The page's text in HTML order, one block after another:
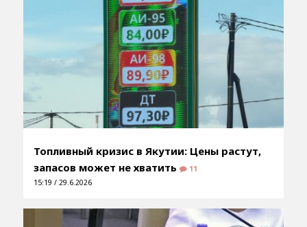
Топливный кризис в Якутии: Цены растут,
запасов может не хватить
11
15:19 / 29.6.2026